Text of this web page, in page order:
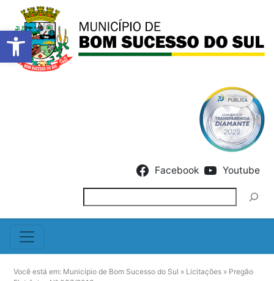
Barra de Ferramentas
Facebook Youtube
Você está em: Município de Bom Sucesso do Sul » Licitações » Pregão